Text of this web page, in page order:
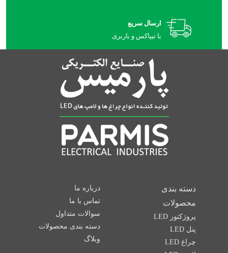
ارسال سریع
با تیپاکس و باربری
دسته بندی
محصولات
پروژکتور LED
پنل LED
چراغ LED
درباره ما
تماس با ما
سوالات متداول
دسته بندی محصولات
وبلاگ